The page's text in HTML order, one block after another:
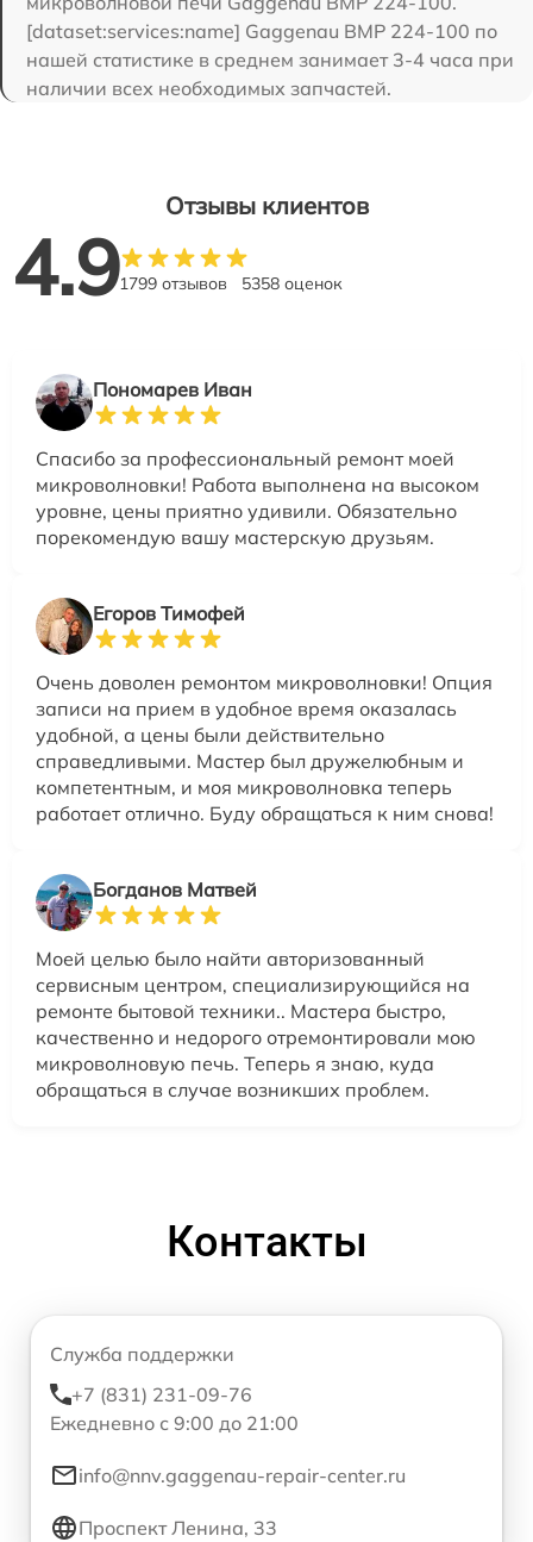
[dataset:services:name] Gaggenau BMP 224-100 по
нашей статистике в среднем занимает 3-4 часа при
наличии всех необходимых запчастей.
Отзывы клиентов
4.91799 отзывов 5358 оценок
Пономарев Иван
Спасибо за профессиональный ремонт моей
микроволновки! Работа выполнена на высоком
уровне, цены приятно удивили. Обязательно
порекомендую вашу мастерскую друзьям.
Егоров Тимофей
Очень доволен ремонтом микроволновки! Опция
записи на прием в удобное время оказалась
удобной, а цены были действительно
справедливыми. Мастер был дружелюбным и
компетентным, и моя микроволновка теперь
работает отлично. Буду обращаться к ним снова!
Богданов Матвей
Моей целью было найти авторизованный
сервисным центром, специализирующийся на
ремонте бытовой техники.. Мастера быстро,
качественно и недорого отремонтировали мою
микроволновую печь. Теперь я знаю, куда
обращаться в случае возникших проблем.
Контакты
Служба поддержки
+7 (831) 231-09-76
Ежедневно с 9:00 до 21:00
info@nnv.gaggenau-repair-center.ru
Проспект Ленина, 33